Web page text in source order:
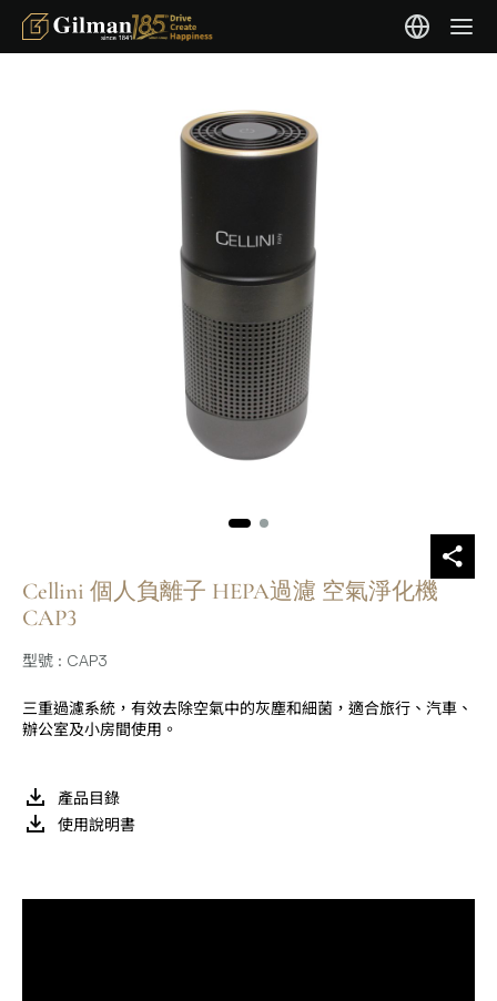
Cellini 個人負離子 HEPA過濾 空氣淨化機
CAP3
型號 : CAP3
三重過濾系統，有效去除空氣中的灰塵和細菌，適合旅行、汽車、
辦公室及小房間使用。
產品目錄
使用說明書